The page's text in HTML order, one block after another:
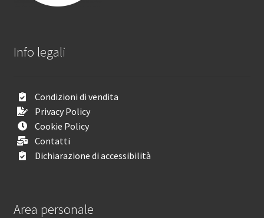
Info legali
Condizioni di vendita
Privacy Policy
Cookie Policy
Contatti
Dichiarazione di accessibilità
Area personale